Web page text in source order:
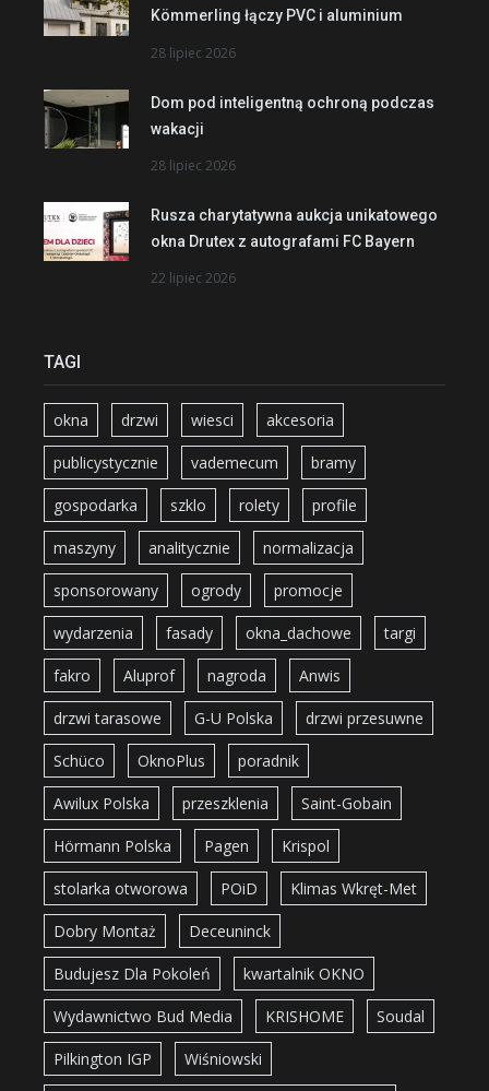
Kömmerling łączy PVC i aluminium
28 lipiec 2026
Dom pod inteligentną ochroną podczas
wakacji
28 lipiec 2026
Rusza charytatywna aukcja unikatowego
okna Drutex z autografami FC Bayern
22 lipiec 2026
TAGI
okna drzwi wiesci akcesoria
publicystycznie vademecum bramy
gospodarka szklo rolety profile
maszyny analitycznie normalizacja
sponsorowany ogrody promocje
wydarzenia fasady okna_dachowe targi
fakro Aluprof nagroda Anwis
drzwi tarasowe G-U Polska drzwi przesuwne
Schüco OknoPlus poradnik
Awilux Polska przeszklenia Saint-Gobain
Hörmann Polska Pagen Krispol
stolarka otworowa POiD Klimas Wkręt-Met
Dobry Montaż Deceuninck
Budujesz Dla Pokoleń kwartalnik OKNO
Wydawnictwo Bud Media KRISHOME Soudal
Pilkington IGP Wiśniowski